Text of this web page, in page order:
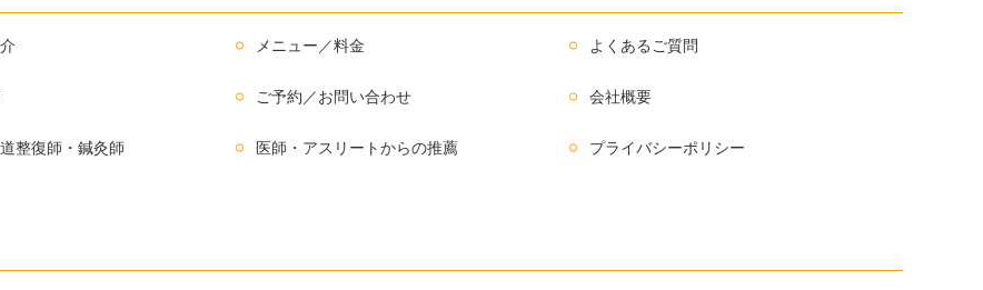
メニュー／料金 よくあるご質問
ご予約／お問い合わせ 会社概要
道整復師・鍼灸師 医師・アスリートからの推薦 プライバシーポリシー